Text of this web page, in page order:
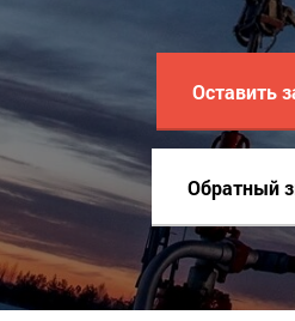
Оставить
Обратный